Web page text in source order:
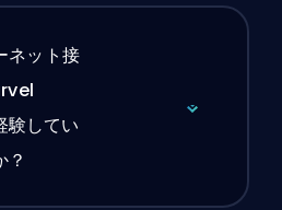
ネット接
験してい
？